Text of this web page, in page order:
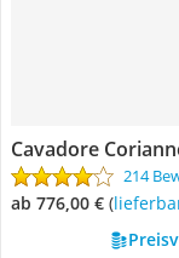
Cavadore
214
ab 776,00 € (